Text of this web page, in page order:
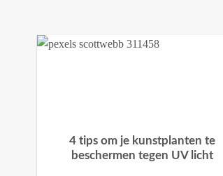
4 tips om je kunstplanten te
beschermen tegen UV licht